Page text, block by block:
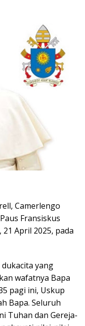
Camerlengo
Fransiskus
April 2025, pada
yang
wafatnya Bapa
pagi ini, Uskup
Bapa. Seluruh
Tuhan dan Gereja-